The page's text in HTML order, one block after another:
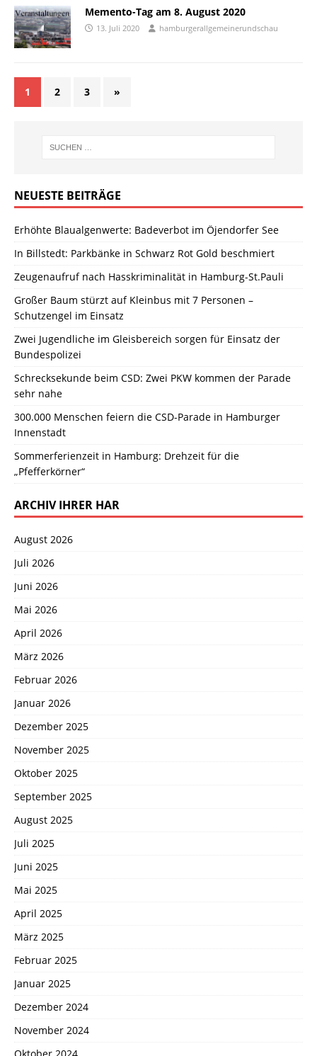
Memento-Tag am 8. August 2020
13. Juli 2020 hamburgerallgemeinerundschau
1 2 3 »
NEUESTE BEITRÄGE
Erhöhte Blaualgenwerte: Badeverbot im Öjendorfer See
In Billstedt: Parkbänke in Schwarz Rot Gold beschmiert
Zeugenaufruf nach Hasskriminalität in Hamburg-St.Pauli
Großer Baum stürzt auf Kleinbus mit 7 Personen –
Schutzengel im Einsatz
Zwei Jugendliche im Gleisbereich sorgen für Einsatz der
Bundespolizei
Schrecksekunde beim CSD: Zwei PKW kommen der Parade
sehr nahe
300.000 Menschen feiern die CSD-Parade in Hamburger
Innenstadt
Sommerferienzeit in Hamburg: Drehzeit für die
„Pfefferkörner“
ARCHIV IHRER HAR
August 2026
Juli 2026
Juni 2026
Mai 2026
April 2026
März 2026
Februar 2026
Januar 2026
Dezember 2025
November 2025
Oktober 2025
September 2025
August 2025
Juli 2025
Juni 2025
Mai 2025
April 2025
März 2025
Februar 2025
Januar 2025
Dezember 2024
November 2024